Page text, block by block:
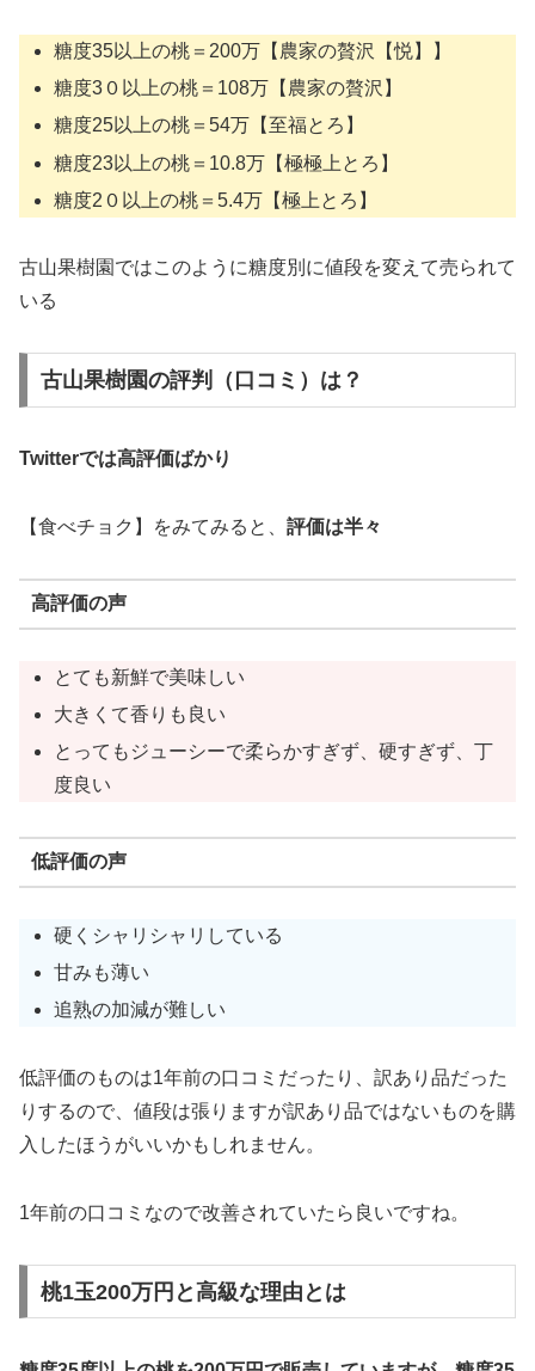
糖度35以上の桃＝200万【農家の贅沢【悦】】
糖度3０以上の桃＝108万【農家の贅沢】
糖度25以上の桃＝54万【至福とろ】
糖度23以上の桃＝10.8万【極極上とろ】
糖度2０以上の桃＝5.4万【極上とろ】
古山果樹園ではこのように糖度別に値段を変えて売られて
いる
古山果樹園の評判（口コミ）は？
Twitterでは高評価ばかり
【食べチョク】をみてみると、 評価は半々
高評価の声
とても新鮮で美味しい
大きくて香りも良い
とってもジューシーで柔らかすぎず、硬すぎず、丁
度良い
低評価の声
硬くシャリシャリしている
甘みも薄い
追熟の加減が難しい
低評価のものは1年前の口コミだったり、訳あり品だった
りするので、値段は張りますが訳あり品ではないものを購
入したほうがいいかもしれません。
1年前の口コミなので改善されていたら良いですね。
桃1玉200万円と高級な理由とは